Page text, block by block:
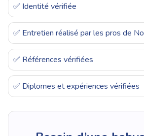
✅ Identité vérifiée
✅ Entretien réalisé par les pros de
✅ Références vérifiées
✅ Diplomes et expériences vérifiées